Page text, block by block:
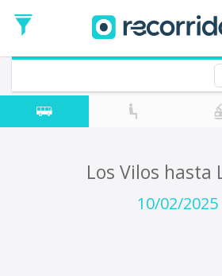
de
Ida
Vuelta (opcional)
Fecha
de
Los Vilos hasta
10/02/2025